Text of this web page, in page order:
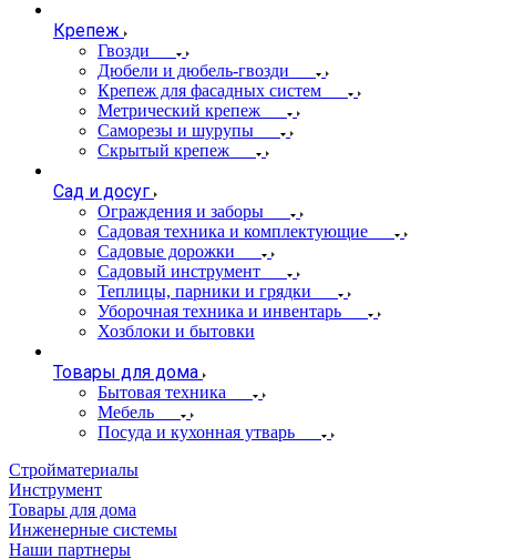
Крепеж
Гвозди
Дюбели и дюбель-гвозди
Крепеж для фасадных систем
Метрический крепеж
Саморезы и шурупы
Скрытый крепеж
Сад и досуг
Ограждения и заборы
Садовая техника и комплектующие
Садовые дорожки
Садовый инструмент
Теплицы, парники и грядки
Уборочная техника и инвентарь
Хозблоки и бытовки
Товары для дома
Бытовая техника
Мебель
Посуда и кухонная утварь
Стройматериалы
Инструмент
Товары для дома
Инженерные системы
Наши партнеры